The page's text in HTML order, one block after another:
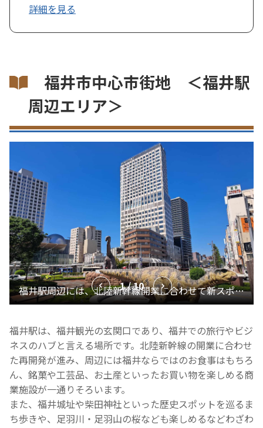
詳細を見る
福井市中心市街地 ＜福井駅
周辺エリア＞
1 / 10
福井駅は、福井観光の玄関口であり、福井での旅行やビジ
ネスのハブと言える場所です。北陸新幹線の開業に合わせ
た再開発が進み、周辺には福井ならではのお食事はもちろ
ん、銘菓や工芸品、お土産といったお買い物を楽しめる商
業施設が一通りそろいます。
また、福井城址や柴田神社といった歴史スポットを巡るま
ち歩きや、足羽川・足羽山の桜なども楽しめるなどわざわ